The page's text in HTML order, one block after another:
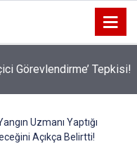
Hafife Almayın!
Uzmanı Yaptığı
Açıkça Belirtti!